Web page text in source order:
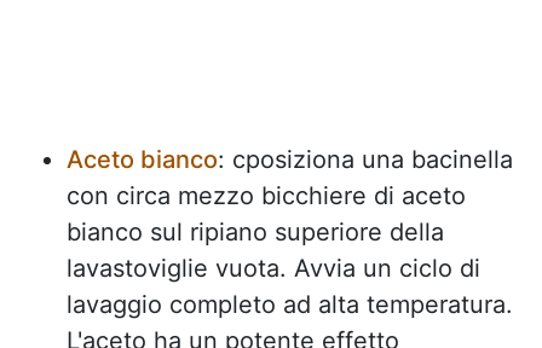
Aceto bianco: cposiziona una bacinella
con circa mezzo bicchiere di aceto
bianco sul ripiano superiore della
lavastoviglie vuota. Avvia un ciclo di
lavaggio completo ad alta temperatura.
L'aceto ha un potente effetto